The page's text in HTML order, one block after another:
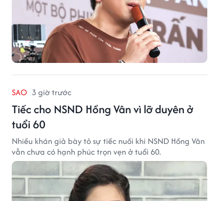
SAO 3 giờ trước
Tiếc cho NSND Hồng Vân vì lỡ duyên ở
tuổi 60
Nhiều khán giả bày tỏ sự tiếc nuối khi NSND Hồng Vân
vẫn chưa có hạnh phúc trọn vẹn ở tuổi 60.